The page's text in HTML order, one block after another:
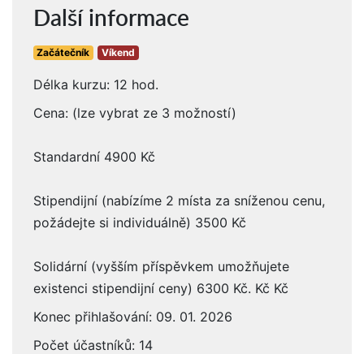
Další informace
Začátečník Víkend
Délka kurzu: 12 hod.
Cena: (lze vybrat ze 3 možností)
Standardní 4900 Kč
Stipendijní (nabízíme 2 místa za sníženou cenu,
požádejte si individuálně) 3500 Kč
Solidární (vyšším příspěvkem umožňujete
existenci stipendijní ceny) 6300 Kč. Kč Kč
Konec přihlašování: 09. 01. 2026
Počet účastníků: 14